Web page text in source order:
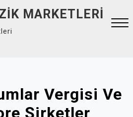
MARKETLERI
Vergisi Ve
Şirketler